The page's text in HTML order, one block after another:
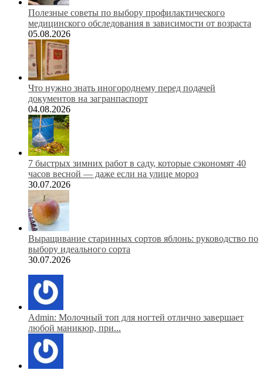
Полезные советы по выбору профилактического
медицинского обследования в зависимости от возраста
05.08.2026
Что нужно знать иногороднему перед подачей
документов на загранпаспорт
04.08.2026
7 быстрых зимних работ в саду, которые сэкономят 40
часов весной — даже если на улице мороз
30.07.2026
Выращивание старинных сортов яблонь: руководство по
выбору идеального сорта
30.07.2026
Admin: Молочный топ для ногтей отлично завершает
любой маникюр, при...